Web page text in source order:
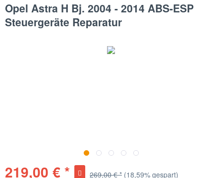
Opel Astra H Bj. 2004 - 2014 ABS-ESP
Steuergeräte Reparatur
219,00 € * 269,00 € * (18,59% gespart)